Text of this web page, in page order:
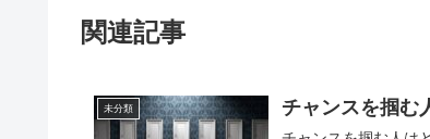
関連記事
未分類 チャンスを掴む